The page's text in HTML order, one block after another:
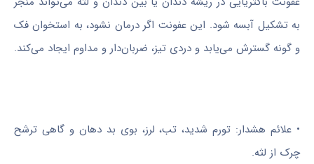
به تشکیل آبسه شود. این عفونت اگر درمان نشود، به استخوان فک
و گونه گسترش می‌یابد و دردی تیز، ضربان‌دار و مداوم ایجاد می‌کند.
• علائم هشدار: تورم شدید، تب، لرز، بوی بد دهان و گاهی ترشح
چرک از لثه.